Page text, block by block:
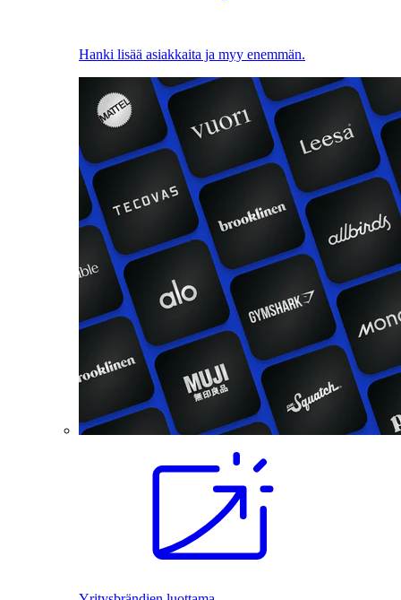
Hanki lisää asiakkaita ja myy enemmän.